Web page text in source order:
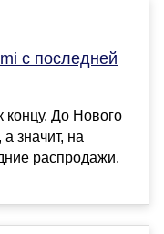
с последней
концу. До Нового
а значит, на
распродажи.